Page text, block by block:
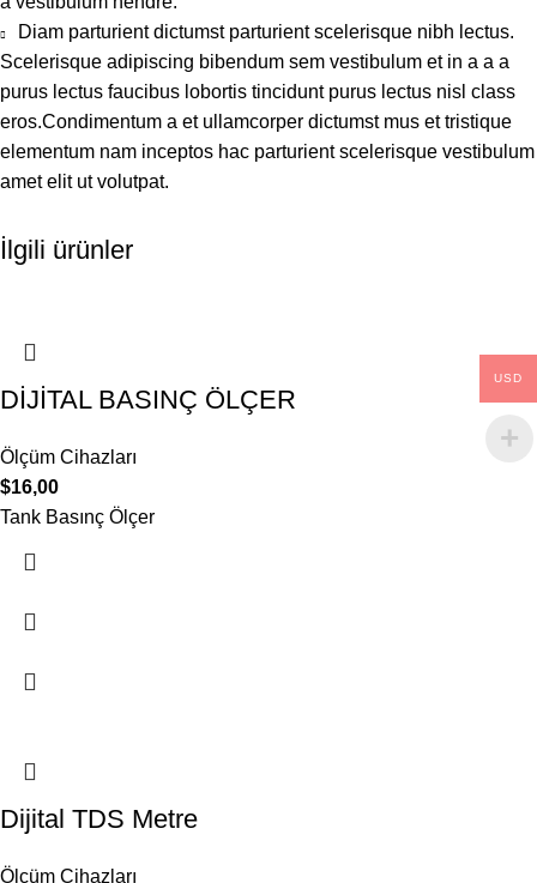
Diam parturient dictumst parturient scelerisque nibh lectus.
Scelerisque adipiscing bibendum sem vestibulum et in a a a
purus lectus faucibus lobortis tincidunt purus lectus nisl class
eros.Condimentum a et ullamcorper dictumst mus et tristique
elementum nam inceptos hac parturient scelerisque vestibulum
amet elit ut volutpat.
İlgili ürünler
DİJİTAL BASINÇ ÖLÇER
Ölçüm Cihazları
$16,00
Tank Basınç Ölçer
Dijital TDS Metre
Ölçüm Cihazları
USD